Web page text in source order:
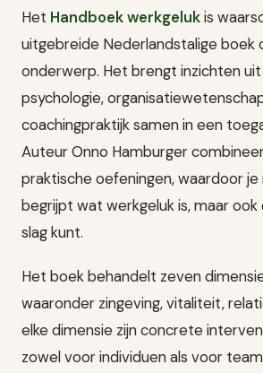
Het Handboek werkgelukis
uitgebreide Nederlandstalige boek
onderwerp. Het brengt inzichten
psychologie,
coachingpraktijk samen in een
Auteur Onno Hamburger
praktische oefeningen, waardoor je
begrijpt wat werkgeluk is, maar
slag kunt.
Het boek behandelt zeven
waaronder zingeving, vitaliteit,
elke dimensie zijn concrete
zowel voor individuen als voor